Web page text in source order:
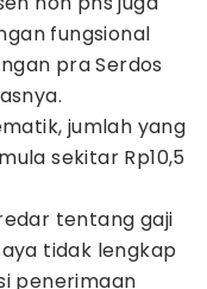
fungsional
pra Serdos
jumlah yang
sekitar Rp10,5
tentang gaji
tidak lengkap
penerimaan